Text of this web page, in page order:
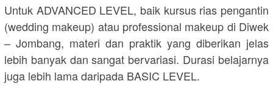
Untuk ADVANCED LEVEL, baik kursus rias pengantin
(wedding makeup) atau professional makeup di Diwek
– Jombang, materi dan praktik yang diberikan jelas
lebih banyak dan sangat bervariasi. Durasi belajarnya
juga lebih lama daripada BASIC LEVEL.